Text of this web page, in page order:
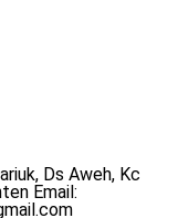
Ds Aweh, Kc
Email: